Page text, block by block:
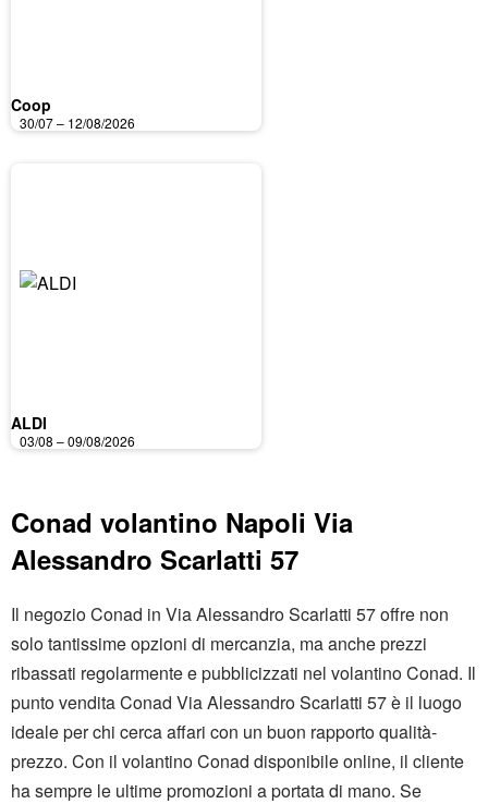
Coop
30/07 – 12/08/2026
ALDI
03/08 – 09/08/2026
Conad volantino Napoli Via
Alessandro Scarlatti 57
Il negozio Conad in Via Alessandro Scarlatti 57 offre non
solo tantissime opzioni di mercanzia, ma anche prezzi
ribassati regolarmente e pubblicizzati nel volantino Conad. Il
punto vendita Conad Via Alessandro Scarlatti 57 è il luogo
ideale per chi cerca affari con un buon rapporto qualità-
prezzo. Con il volantino Conad disponibile online, il cliente
ha sempre le ultime promozioni a portata di mano. Se